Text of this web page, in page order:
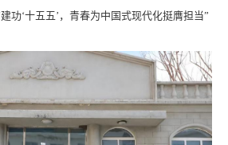
功‘十五五’，青春为中国式现代化挺膺担当”
、梅里斯达斡尔族区、克东县、安达市、龙
铸魂研学+专业精准惠民”双线协同实践体
”深耕于黑土地之上，组织青年学子以专业
当助力乡村振兴，...